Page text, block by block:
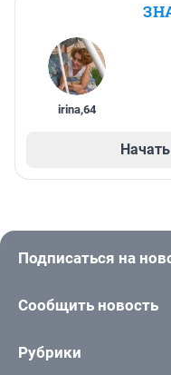
irina,64
Подписаться на
Сообщить новость
Рубрики